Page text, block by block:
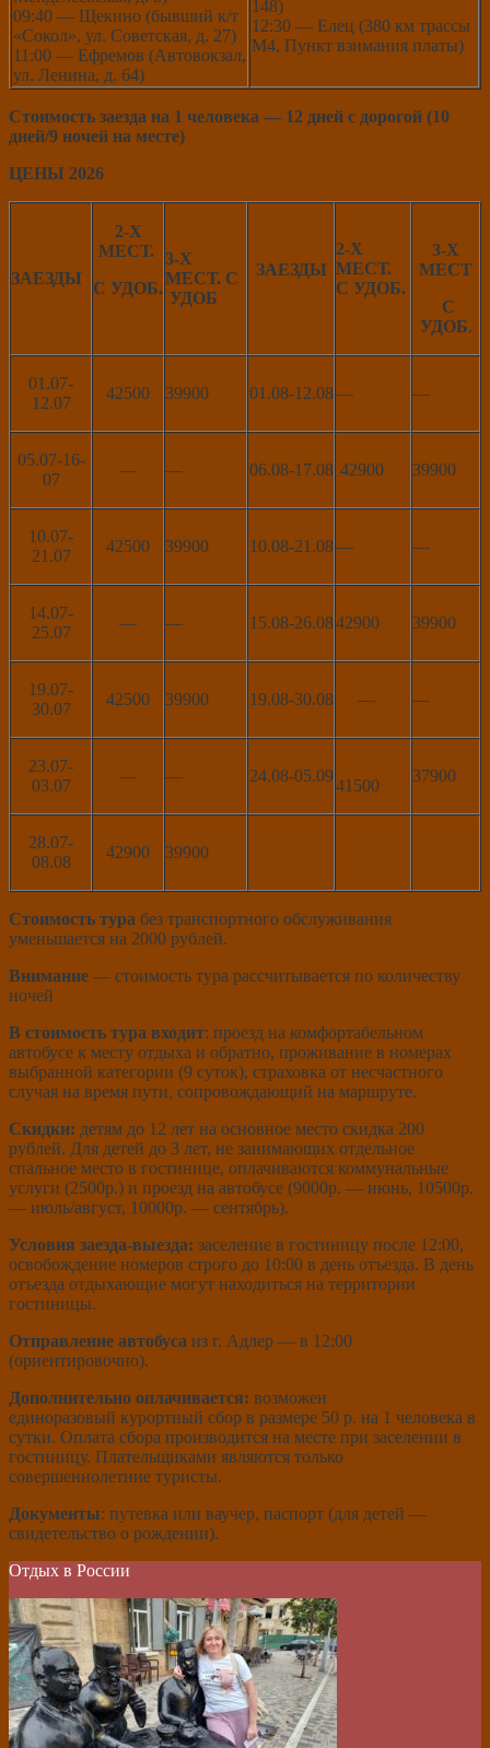
09:40 — Щекино (бывший к/т
«Сокол», ул. Советская, д. 27)
11:00 — Ефремов (Автовокзал,
ул. Ленина, д. 64)
148)
12:30 — Елец (380 км трассы
М4, Пункт взимания платы)
Стоимость заезда на 1 человека — 12 дней с дорогой (10
дней/9 ночей на месте)
ЦЕНЫ 2026
ЗАЕЗДЫ
2-Х
МЕСТ.
С УДОБ.
3-Х
МЕСТ. С
УДОБ
ЗАЕЗДЫ
2-Х
МЕСТ.
С УДОБ.
3-Х
МЕСТ
С
УДОБ.
01.07-
12.07
42500 39900 01.08-12.08— —
05.07-16-
07
— — 06.08-17.08 42900 39900
10.07-
21.07
42500 39900 10.08-21.08— —
14.07-
25.07
— — 15.08-26.0842900 39900
19.07-
30.07
42500 39900 19.08-30.08 — —
23.07-
03.07
— — 24.08-05.09
41500
37900
28.07-
08.08
42900 39900
Стоимость тура без транспортного обслуживания
уменьшается на 2000 рублей.
Внимание — стоимость тура рассчитывается по количеству
ночей
В стоимость тура входит: проезд на комфортабельном
автобусе к месту отдыха и обратно, проживание в номерах
выбранной категории (9 суток), страховка от несчастного
случая на время пути, сопровождающий на маршруте.
Скидки: детям до 12 лет на основное место скидка 200
рублей. Для детей до 3 лет, не занимающих отдельное
спальное место в гостинице, оплачиваются коммунальные
услуги (2500р.) и проезд на автобусе (9000р. — июнь, 10500р.
— июль/август, 10000р. — сентябрь).
Условия заезда-выезда: заселение в гостиницу после 12:00,
освобождение номеров строго до 10:00 в день отъезда. В день
отъезда отдыхающие могут находиться на территории
гостиницы.
Отправление автобуса из г. Адлер — в 12:00
(ориентировочно).
Дополнительно оплачивается: возможен
единоразовый курортный сбор в размере 50 р. на 1 человека в
сутки. Оплата сбора производится на месте при заселении в
гостиницу. Плательщиками являются только
совершеннолетние туристы.
Документы: путевка или ваучер, паспорт (для детей —
свидетельство о рождении).
Отдых в России